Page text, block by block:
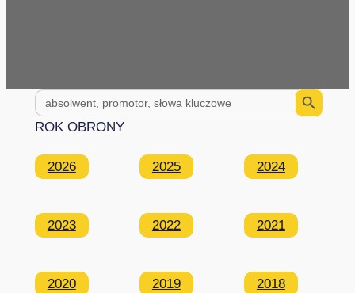
Search
for:
Search Button
ROK OBRONY
2026 2025 2024
2023 2022 2021
2020 2019 2018